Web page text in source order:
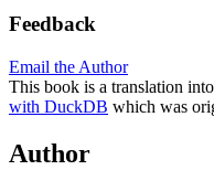
Feedback
Email the Author
This book is a translation
with DuckDB which was
Author